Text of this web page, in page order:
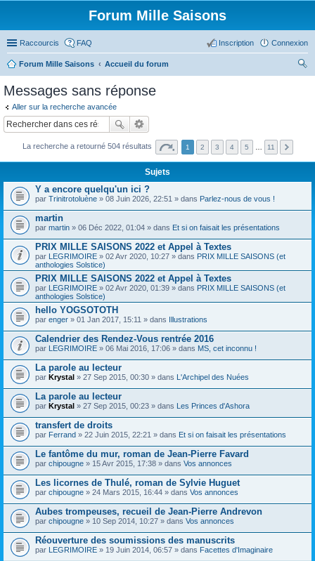
Forum Mille Saisons
Raccourcis FAQ Connexion
Inscription
Forum Mille Saisons
Accueil du forum
Messages sans réponse
Aller sur la recherche avancée
La recherche a retourné 504 résultats 1 2 3 4 5 11
Sujets
Y a encore quelqu'un ici ?
par Trinitrotoluène » 08 Juin 2026, 22:51 » dans Parlez-nous de vous !
martin
par martin » 06 Déc 2022, 01:04 » dans Et si on faisait les présentations
PRIX MILLE SAISONS 2022 et Appel à Textes
par LEGRIMOIRE » 02 Avr 2020, 10:27 » dans PRIX MILLE SAISONS (et
anthologies Solstice)
PRIX MILLE SAISONS 2022 et Appel à Textes
par LEGRIMOIRE » 02 Avr 2020, 01:39 » dans PRIX MILLE SAISONS (et
anthologies Solstice)
hello YOGSOTOTH
par enger » 01 Jan 2017, 15:11 » dans Illustrations
Calendrier des Rendez-Vous rentrée 2016
par LEGRIMOIRE » 06 Mai 2016, 17:06 » dans MS, cet inconnu !
La parole au lecteur
par Krystal » 27 Sep 2015, 00:30 » dans L'Archipel des Nuées
La parole au lecteur
par Krystal » 27 Sep 2015, 00:23 » dans Les Princes d'Ashora
transfert de droits
par Ferrand » 22 Juin 2015, 22:21 » dans Et si on faisait les présentations
Le fantôme du mur, roman de Jean-Pierre Favard
par chipougne » 15 Avr 2015, 17:38 » dans Vos annonces
Les licornes de Thulé, roman de Sylvie Huguet
par chipougne » 24 Mars 2015, 16:44 » dans Vos annonces
Aubes trompeuses, recueil de Jean-Pierre Andrevon
par chipougne » 10 Sep 2014, 10:27 » dans Vos annonces
Réouverture des soumissions des manuscrits
par LEGRIMOIRE » 19 Juin 2014, 06:57 » dans Facettes d'Imaginaire